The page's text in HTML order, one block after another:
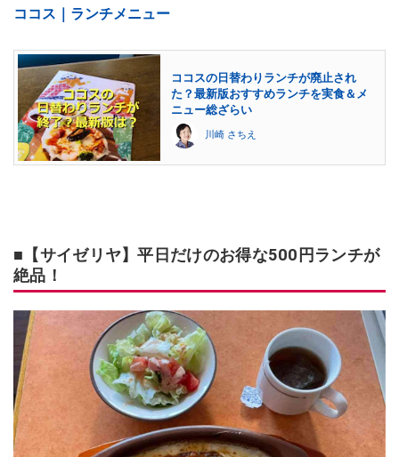
ココス｜ランチメニュー
ココスの日替わりランチが廃止され
た？最新版おすすめランチを実食＆メ
ニュー総ざらい
川崎 さちえ
■【サイゼリヤ】平日だけのお得な500円ランチが
絶品！